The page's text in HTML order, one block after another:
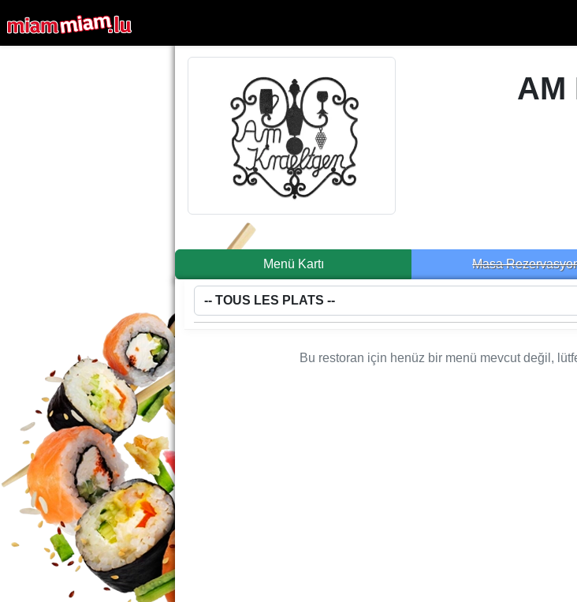
AM
Menü Kartı Masa
Bu restoran için henüz bir menü mevcut değil,